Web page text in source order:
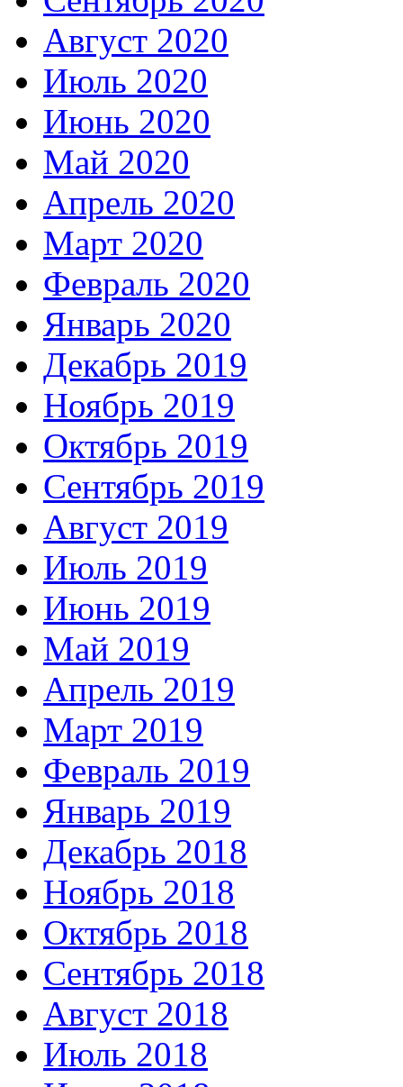
Август 2020
Июль 2020
Июнь 2020
Май 2020
Апрель 2020
Март 2020
Февраль 2020
Январь 2020
Декабрь 2019
Ноябрь 2019
Октябрь 2019
Сентябрь 2019
Август 2019
Июль 2019
Июнь 2019
Май 2019
Апрель 2019
Март 2019
Февраль 2019
Январь 2019
Декабрь 2018
Ноябрь 2018
Октябрь 2018
Сентябрь 2018
Август 2018
Июль 2018